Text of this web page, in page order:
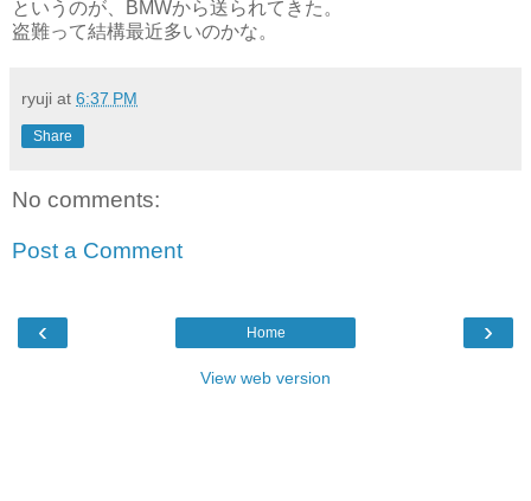
というのが、BMWから送られてきた。
盗難って結構最近多いのかな。
ryuji at 6:37 PM
Share
No comments:
Post a Comment
‹ ›
Home
View web version